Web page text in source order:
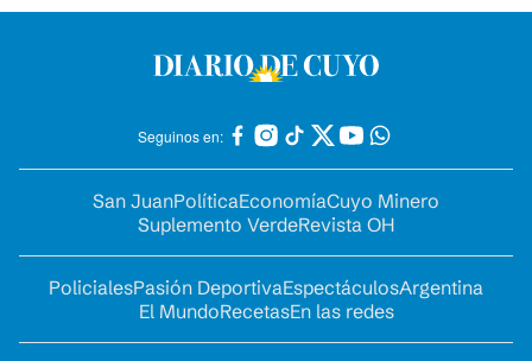
Seguinos en:
San JuanPolíticaEconomíaCuyo Minero
Suplemento VerdeRevista OH
PolicialesPasión DeportivaEspectáculosArgentina
El MundoRecetasEn las redes